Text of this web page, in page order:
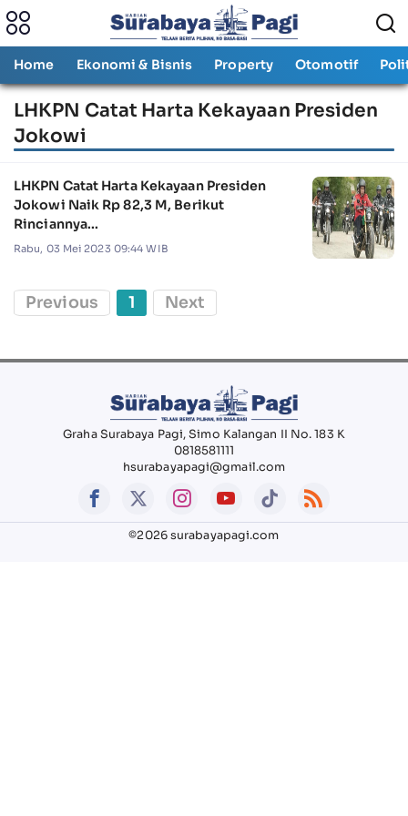
Home Ekonomi & Bisnis Property Otomotif
LHKPN Catat Harta Kekayaan Presiden
Jokowi
LHKPN Catat Harta Kekayaan Presiden
Jokowi Naik Rp 82,3 M, Berikut
Rinciannya...
Rabu, 03 Mei 2023 09:44 WIB
Previous 1 Next
Graha Surabaya Pagi, Simo Kalangan II No. 183 K
0818581111
hsurabayapagi@gmail.com
©2026 surabayapagi.com